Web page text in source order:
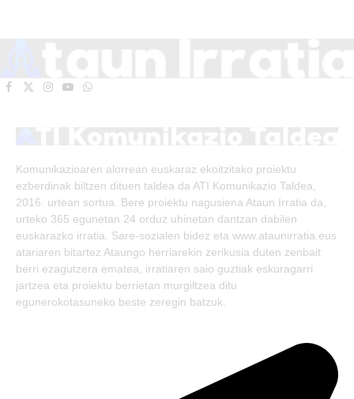
Facebook
X
Instagram
YouTubeWhatsApp
Komunikazioaren alorrean euskaraz ekoitzitako proiektu
ezberdinak biltzen dituen taldea da ATI Komunikazio Taldea,
2016. urtean sortua. Bere proiektu nagusiena Ataun Irratia da,
urteko 365 egunetan 24 orduz uhinetan dantzan dabilen
euskarazko irratia. Sare-sozialen bidez eta www.ataunirratia.eus
atariaren bitartez Ataungo herriarekin zerikusia duten zenbait
berri ezagutzera ematea, irratiaren saio guztiak eskuragarri
jartzea eta proiektu berrietan murgiltzea ditu
egunerokotasuneko beste zeregin batzuk.